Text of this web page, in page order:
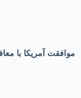
موافقت آمریکا با